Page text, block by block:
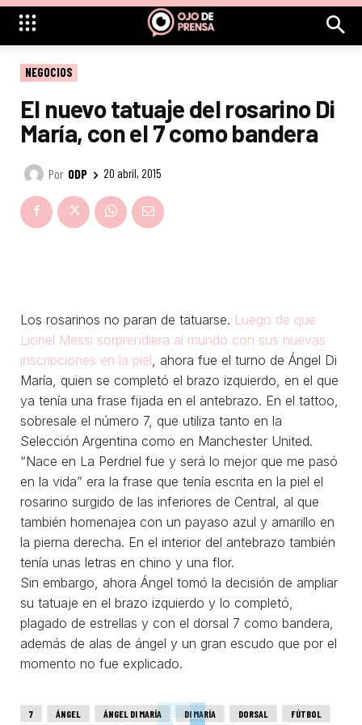
NEGOCIOS
El nuevo tatuaje del rosarino Di
María, con el 7 como bandera
Por ODP 20 abril, 2015
Los rosarinos no paran de tatuarse. Luego de que
Lionel Messi sorprendiera al mundo con sus nuevas
inscripciones en la piel , ahora fue el turno de Ángel Di
María, quien se completó el brazo izquierdo, en el que
ya tenía una frase fijada en el antebrazo. En el tattoo,
sobresale el número 7, que utiliza tanto en la
Selección Argentina como en Manchester United.
“Nace en La Perdriel fue y será lo mejor que me pasó
en la vida” era la frase que tenía escrita en la piel el
rosarino surgido de las inferiores de Central, al que
también homenajea con un payaso azul y amarillo en
la pierna derecha. En el interior del antebrazo también
tenía unas letras en chino y una flor.
Sin embargo, ahora Ángel tomó la decisión de ampliar
su tatuaje en el brazo izquierdo y lo completó,
plagado de estrellas y con el dorsal 7 como bandera,
además de alas de ángel y un gran escudo que por el
momento no fue explicado.
7 ÁNGEL ÁNGEL DI MARÍA DI MARÍA DORSAL FÚTBOL